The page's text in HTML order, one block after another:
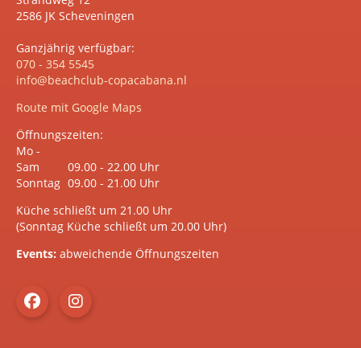
2586 JK Scheveningen
Ganzjährig verfügbar:
070 - 354 5545
info@beachclub-copacabana.nl
Route mit Google Maps
Öffnungszeiten:
Mo -
Sam
09.00 - 22.00 Uhr
Sonntag 09.00 - 21.00 Uhr
Küche schließt um 21.00 Uhr
(Sonntag Küche schließt um 20.00 Uhr)
Events: abweichende Öffnungszeiten